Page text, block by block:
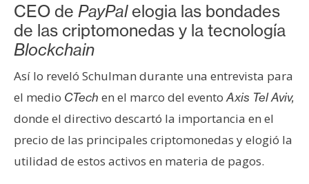
A
n
á
l
s
i
CEO de PayPalelogia las bondades
de las criptomonedas y la tecnología
Blockchain
Así lo reveló Schulman durante una entrevista para
el medio CTech en el marco del eventoAxis Tel Aviv,
donde el directivo descartó la importancia en el
precio de las principales criptomonedas y elogió la
utilidad de estos activos en materia de pagos.